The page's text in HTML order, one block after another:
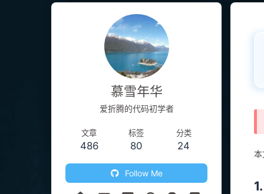
慕雪年华
爱折腾的代码初学者
文章
486
标签
80
分类
24
Follow Me